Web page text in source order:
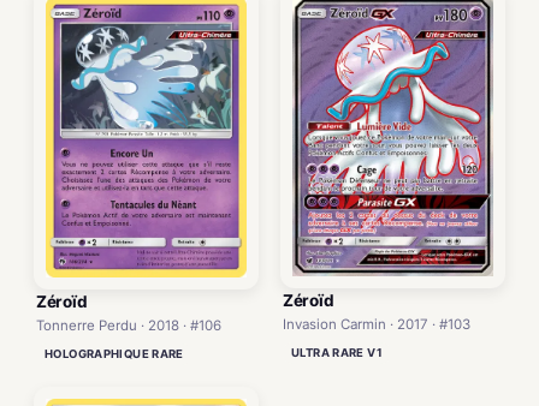
Zéroïd
Tonnerre Perdu · 2018 · #106
HOLOGRAPHIQUE RARE
Zéroïd
Invasion Carmin · 2017 · #103
ULTRA RARE V1